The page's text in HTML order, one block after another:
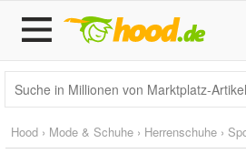
Hood › Mode & Schuhe › Herrenschuhe ›